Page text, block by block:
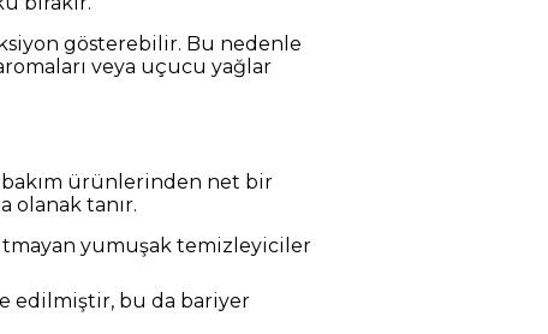
gösterebilir. Bu nedenle
veya uçucu yağlar
ürünlerinden net bir
olanak tanır.
yumuşak temizleyiciler
edilmiştir, bu da bariyer